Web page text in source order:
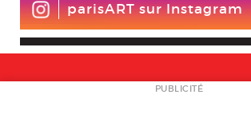
parisART sur Instagram
NEWSLETTER
PUBLICITÉ